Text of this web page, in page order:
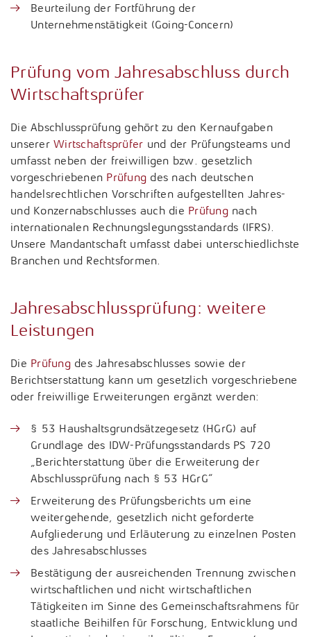
Beurteilung der Fortführung der
Unternehmenstätigkeit (Going-Concern)
Prüfung vom Jahresabschluss durch
Wirtschaftsprüfer
Die Abschlussprüfung gehört zu den Kernaufgaben
unserer Wirtschaftsprüfer und der Prüfungsteams und
umfasst neben der freiwilligen bzw. gesetzlich
vorgeschriebenen Prüfung des nach deutschen
handelsrechtlichen Vorschriften aufgestellten Jahres-
und Konzernabschlusses auch die Prüfungnach
internationalen Rechnungslegungsstandards (IFRS).
Unsere Mandantschaft umfasst dabei unterschiedlichste
Branchen und Rechtsformen.
Jahresabschlussprüfung: weitere
Leistungen
Die Prüfungdes Jahresabschlusses sowie der
Berichtserstattung kann um gesetzlich vorgeschriebene
oder freiwillige Erweiterungen ergänzt werden:
§ 53 Haushaltsgrundsätzegesetz (HGrG) auf
Grundlage des IDW-Prüfungsstandards PS 720
„Berichterstattung über die Erweiterung der
Abschlussprüfung nach § 53 HGrG“
Erweiterung des Prüfungsberichts um eine
weitergehende, gesetzlich nicht geforderte
Aufgliederung und Erläuterung zu einzelnen Posten
des Jahresabschlusses
Bestätigung der ausreichenden Trennung zwischen
wirtschaftlichen und nicht wirtschaftlichen
Tätigkeiten im Sinne des Gemeinschaftsrahmens für
staatliche Beihilfen für Forschung, Entwicklung und